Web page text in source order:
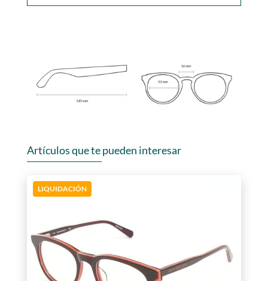
Artículos que te pueden interesar
LIQUIDACIÓN